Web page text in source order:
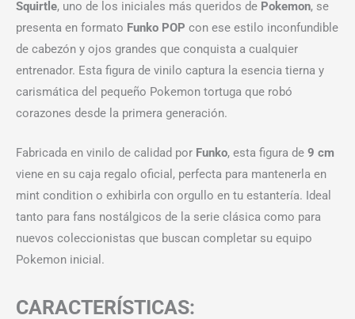
Squirtle, uno de los iniciales más queridos de Pokemon, se
presenta en formato Funko POP con ese estilo inconfundible
de cabezón y ojos grandes que conquista a cualquier
entrenador. Esta figura de vinilo captura la esencia tierna y
carismática del pequeño Pokemon tortuga que robó
corazones desde la primera generación.
Fabricada en vinilo de calidad por Funko, esta figura de 9 cm
viene en su caja regalo oficial, perfecta para mantenerla en
mint condition o exhibirla con orgullo en tu estantería. Ideal
tanto para fans nostálgicos de la serie clásica como para
nuevos coleccionistas que buscan completar su equipo
Pokemon inicial.
CARACTERÍSTICAS: